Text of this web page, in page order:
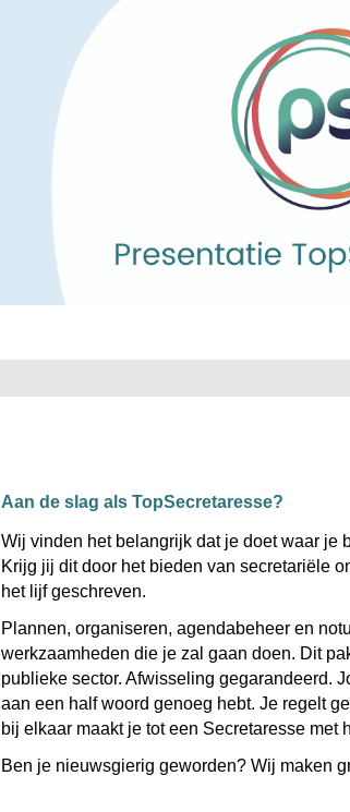
Aan de slag als TopSecretaresse?
Wij vinden het belangrijk dat je doet waar je
Krijg jij dit door het bieden van secretariële
het lijf geschreven.
Plannen, organiseren, agendabeheer en
werkzaamheden die je zal gaan doen. Dit
publieke sector. Afwisseling gegarandeerd.
aan een half woord genoeg hebt. Je regelt
bij elkaar maakt je tot een Secretaresse met
Ben je nieuwsgierig geworden? Wij maken